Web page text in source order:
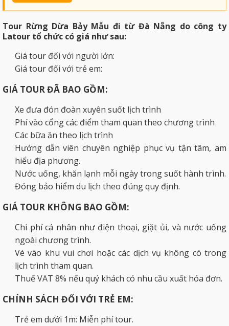
Tour Rừng Dừa Bảy Mẫu đi từ Đà Nẵng do công ty
Latour tổ chức có giá như sau:
Giá tour đối với người lớn:
Giá tour đối với trẻ em:
GIÁ TOUR ĐÃ BAO GỒM:
Xe đưa đón đoàn xuyên suốt lịch trình
Phí vào cổng các điểm tham quan theo chương trình
Các bữa ăn theo lịch trình
Hướng dẫn viên chuyên nghiệp phục vụ tận tâm, am
hiểu địa phương.
Nước uống, khăn lạnh mỗi ngày trong suốt hành trình.
Đóng bảo hiểm du lịch theo đúng quy định.
GIÁ TOUR KHÔNG BAO GỒM:
Chi phí cá nhân như điện thoại, giặt ủi, và nước uống
ngoài chương trình.
Vé vào khu vui chơi hoặc các dịch vụ không có trong
lịch trình tham quan.
Thuế VAT 8% nếu quý khách có nhu cầu xuất hóa đơn.
CHÍNH SÁCH ĐỐI VỚI TRẺ EM:
Trẻ em dưới 1m: Miễn phí tour.